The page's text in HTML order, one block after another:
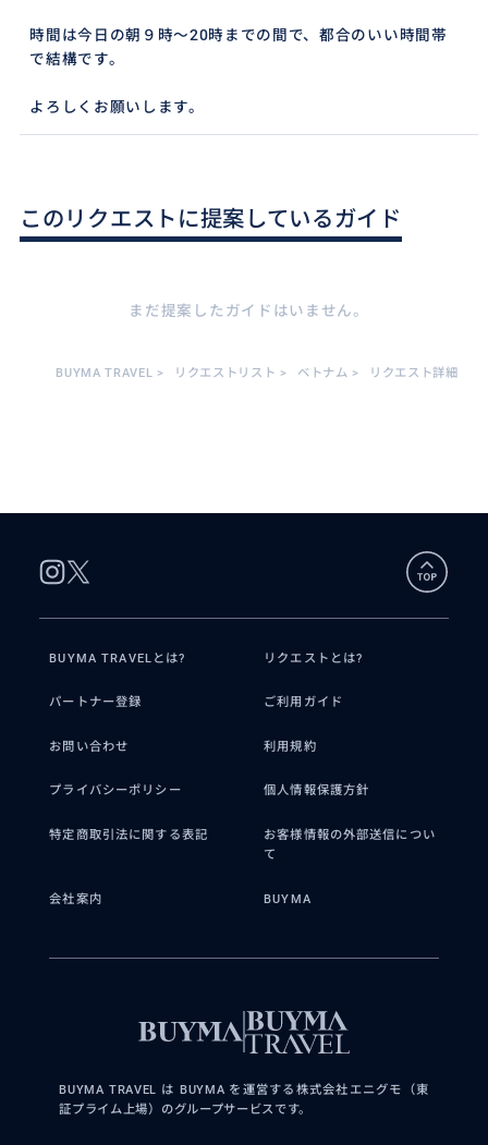
時間は今日の朝９時〜20時までの間で、都合のいい時間帯
で結構です。
よろしくお願いします。
このリクエストに提案しているガイド
まだ提案したガイドはいません。
BUYMA TRAVEL > リクエストリスト > ベトナム > リクエスト詳細
BUYMA TRAVELとは? リクエストとは?
パートナー登録 ご利用ガイド
お問い合わせ 利用規約
プライバシーポリシー 個人情報保護方針
特定商取引法に関する表記
お客様情報の外部送信につい
て
会社案内 BUYMA
BUYMA TRAVEL は BUYMA を運営する株式会社エニグモ（東
証プライム上場）のグループサービスです。